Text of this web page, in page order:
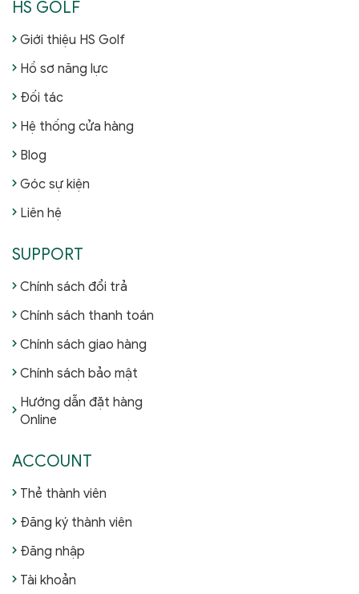
HS GOLF
Giới thiệu HS Golf
Hồ sơ năng lực
Đối tác
Hệ thống cửa hàng
Blog
Góc sự kiện
Liên hệ
SUPPORT
Chính sách đổi trả
Chính sách thanh toán
Chính sách giao hàng
Chính sách bảo mật
Hướng dẫn đặt hàng
Online
ACCOUNT
Thẻ thành viên
Đăng ký thành viên
Đăng nhập
Tài khoản